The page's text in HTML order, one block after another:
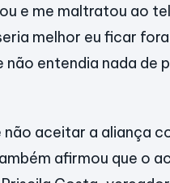
e me maltratou ao
melhor eu ficar
não entendia nada de
aceitar a aliança
afirmou que o